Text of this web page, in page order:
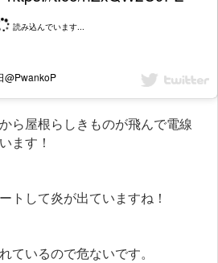
読み込んでいます...
@PwankoP
ら屋根らしきものが飛んで電線
ます！
トして炎が出ていますね！
ているので危ないです。